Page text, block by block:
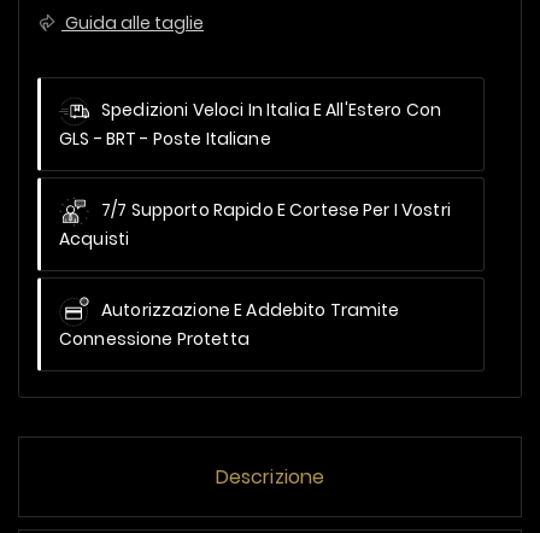
Guida alle taglie
Spedizioni Veloci In Italia E All'Estero Con
GLS - BRT - Poste Italiane
7/7 Supporto Rapido E Cortese Per I Vostri
Acquisti
Autorizzazione E Addebito Tramite
Connessione Protetta
Descrizione